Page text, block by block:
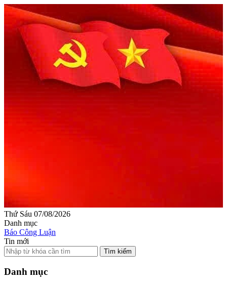
Thứ Sáu 07/08/2026
Danh mục
Báo Công Luận
Tin mới
Tìm kiếm
Danh mục